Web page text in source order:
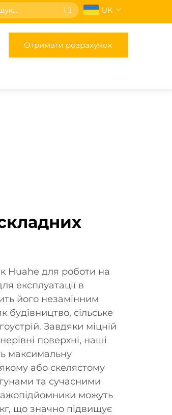
UK
Отримати розрахунок
Huahe для роботи на
експлуатації в
його незамінним
будівництво, сільське
Завдяки міцній
поверхні, наші
максимальну
або скелястому
та сучасними
можуть
що значно підвищує